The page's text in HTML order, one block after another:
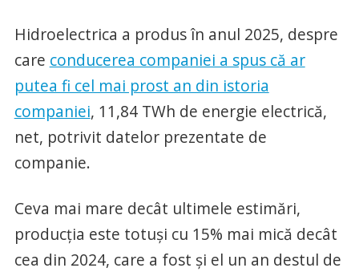
Hidroelectrica a produs în anul 2025, despre
care conducerea companiei a spus că ar
putea fi cel mai prost an din istoria
companiei, 11,84 TWh de energie electrică,
net, potrivit datelor prezentate de
companie.
Ceva mai mare decât ultimele estimări,
producția este totuși cu 15% mai mică decât
cea din 2024, care a fost și el un an destul de